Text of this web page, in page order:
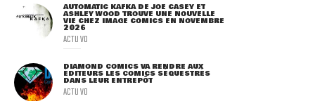
AUTOMATIC KAFKA DE JOE CASEY ET
ASHLEY WOOD TROUVE UNE NOUVELLE
VIE CHEZ IMAGE COMICS EN NOVEMBRE
2026
ACTU VO
DIAMOND COMICS VA RENDRE AUX
ÉDITEURS LES COMICS SÉQUESTRÉS
DANS LEUR ENTREPÔT
ACTU VO